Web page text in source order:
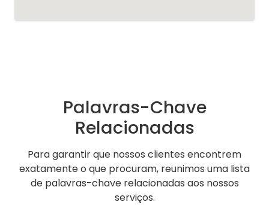
Palavras-Chave
Relacionadas
Para garantir que nossos clientes encontrem
exatamente o que procuram, reunimos uma lista
de palavras-chave relacionadas aos nossos
serviços.